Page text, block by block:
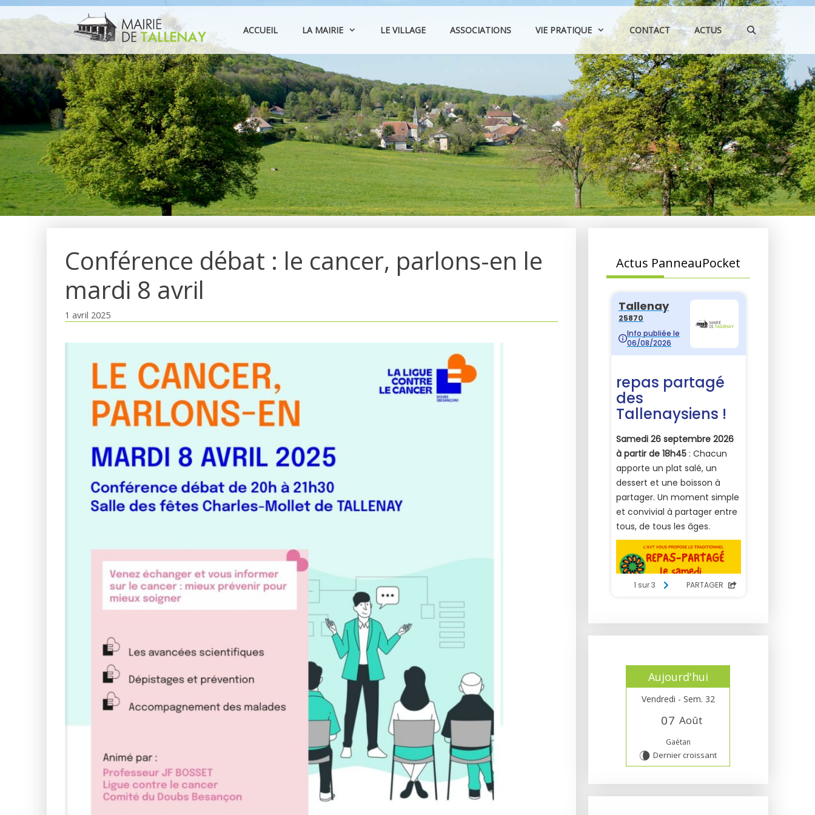
Aller
au
ACCUEIL LA MAIRIE LE VILLAGE ASSOCIATIONS VIE PRATIQUE CONTACT ACTUS
Conférence débat : le cancer, parlons-en le
mardi 8 avril
1 avril 2025
Actus PanneauPocket
Aujourd'hui
Vendredi - Sem. 32
07 Août
Gaétan
V Dernier croissant